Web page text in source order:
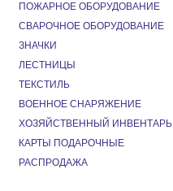
ПОЖАРНОЕ ОБОРУДОВАНИЕ
СВАРОЧНОЕ ОБОРУДОВАНИЕ
ЗНАЧКИ
ЛЕСТНИЦЫ
ТЕКСТИЛЬ
ВОЕННОЕ СНАРЯЖЕНИЕ
ХОЗЯЙСТВЕННЫЙ ИНВЕНТАРЬ
КАРТЫ ПОДАРОЧНЫЕ
РАСПРОДАЖА